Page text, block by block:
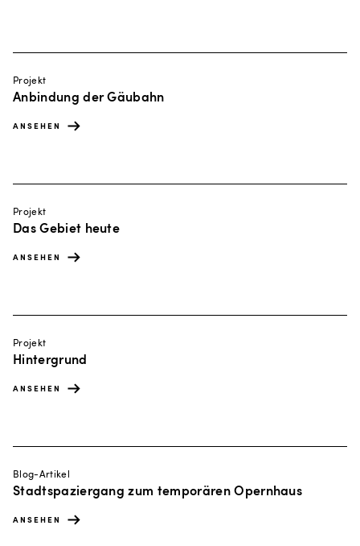
Projekt
Anbindung der Gäubahn
ANSEHEN
Projekt
Das Gebiet heute
ANSEHEN
Projekt
Hintergrund
ANSEHEN
Blog-Artikel
Stadtspaziergang zum temporären Opernhaus
ANSEHEN